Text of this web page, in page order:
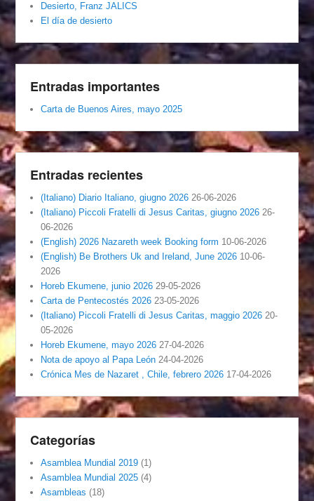
Desierto, Franz JALICS
El día de desierto
Entradas importantes
Carta de Buenos Aires, mayo 2025
Entradas recientes
(Italiano) Diario Italiano, giugno 2026 26-06-2026
(Italiano) Piccoli Fratelli di Jesus Caritas, giugno 2026 26-
06-2026
(English) 2026 Nazareth week Booking form 10-06-2026
(English) Be Brothers Uk and Ireland, June 2026 10-06-
2026
Horeb Ekumene, junio 2026 29-05-2026
Carta de Pentecostés 2026 23-05-2026
(Italiano) Piccoli Fratelli di Jesus Caritas, maggio 2026 20-
05-2026
Horeb Ekumene, mayo 2026 27-04-2026
Nota de apoyo al Papa León 24-04-2026
Crónica Mes de Nazaret , Chile, febrero 2026 17-04-2026
Categorías
Asamblea Mundial 2019 (1)
Asamblea Mundial 2025 (4)
Asambleas (18)